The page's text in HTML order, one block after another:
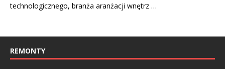
technologicznego, branża aranżacji wnętrz …
REMONTY